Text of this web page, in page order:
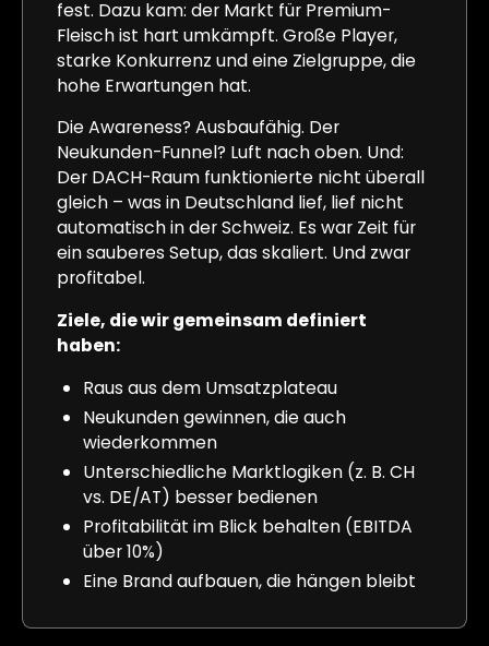
fest. Dazu kam: der Markt für Premium-
Fleisch ist hart umkämpft. Große Player,
starke Konkurrenz und eine Zielgruppe, die
hohe Erwartungen hat.
Die Awareness? Ausbaufähig. Der
Neukunden-Funnel? Luft nach oben. Und:
Der DACH-Raum funktionierte nicht überall
gleich – was in Deutschland lief, lief nicht
automatisch in der Schweiz. Es war Zeit für
ein sauberes Setup, das skaliert. Und zwar
profitabel.
Ziele, die wir gemeinsam definiert
haben:
Raus aus dem Umsatzplateau
Neukunden gewinnen, die auch
wiederkommen
Unterschiedliche Marktlogiken (z. B. CH
vs. DE/AT) besser bedienen
Profitabilität im Blick behalten (EBITDA
über 10%)
Eine Brand aufbauen, die hängen bleibt